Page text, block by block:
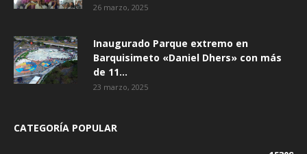
26 marzo, 2025
Inaugurado Parque extremo en
Barquisimeto «Daniel Dhers» con más
de 11...
23 marzo, 2025
CATEGORÍA POPULAR